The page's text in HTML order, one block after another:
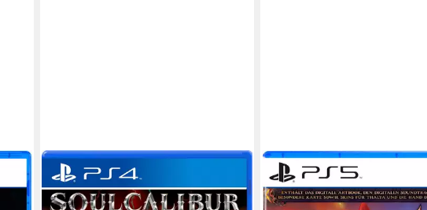
BANDAI NAMCO
Soul Calibur VI
PlayStation 4 Plattform
KALYPSO MEDIA
Dungeons 4 - Deluxe Edition
PlayStation 5 Plattform